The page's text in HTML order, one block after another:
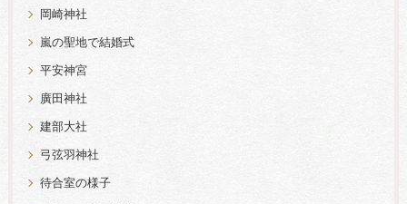
岡崎神社
嵐の聖地で結婚式
平安神宮
廣田神社
建部大社
弓弦羽神社
待合室の様子